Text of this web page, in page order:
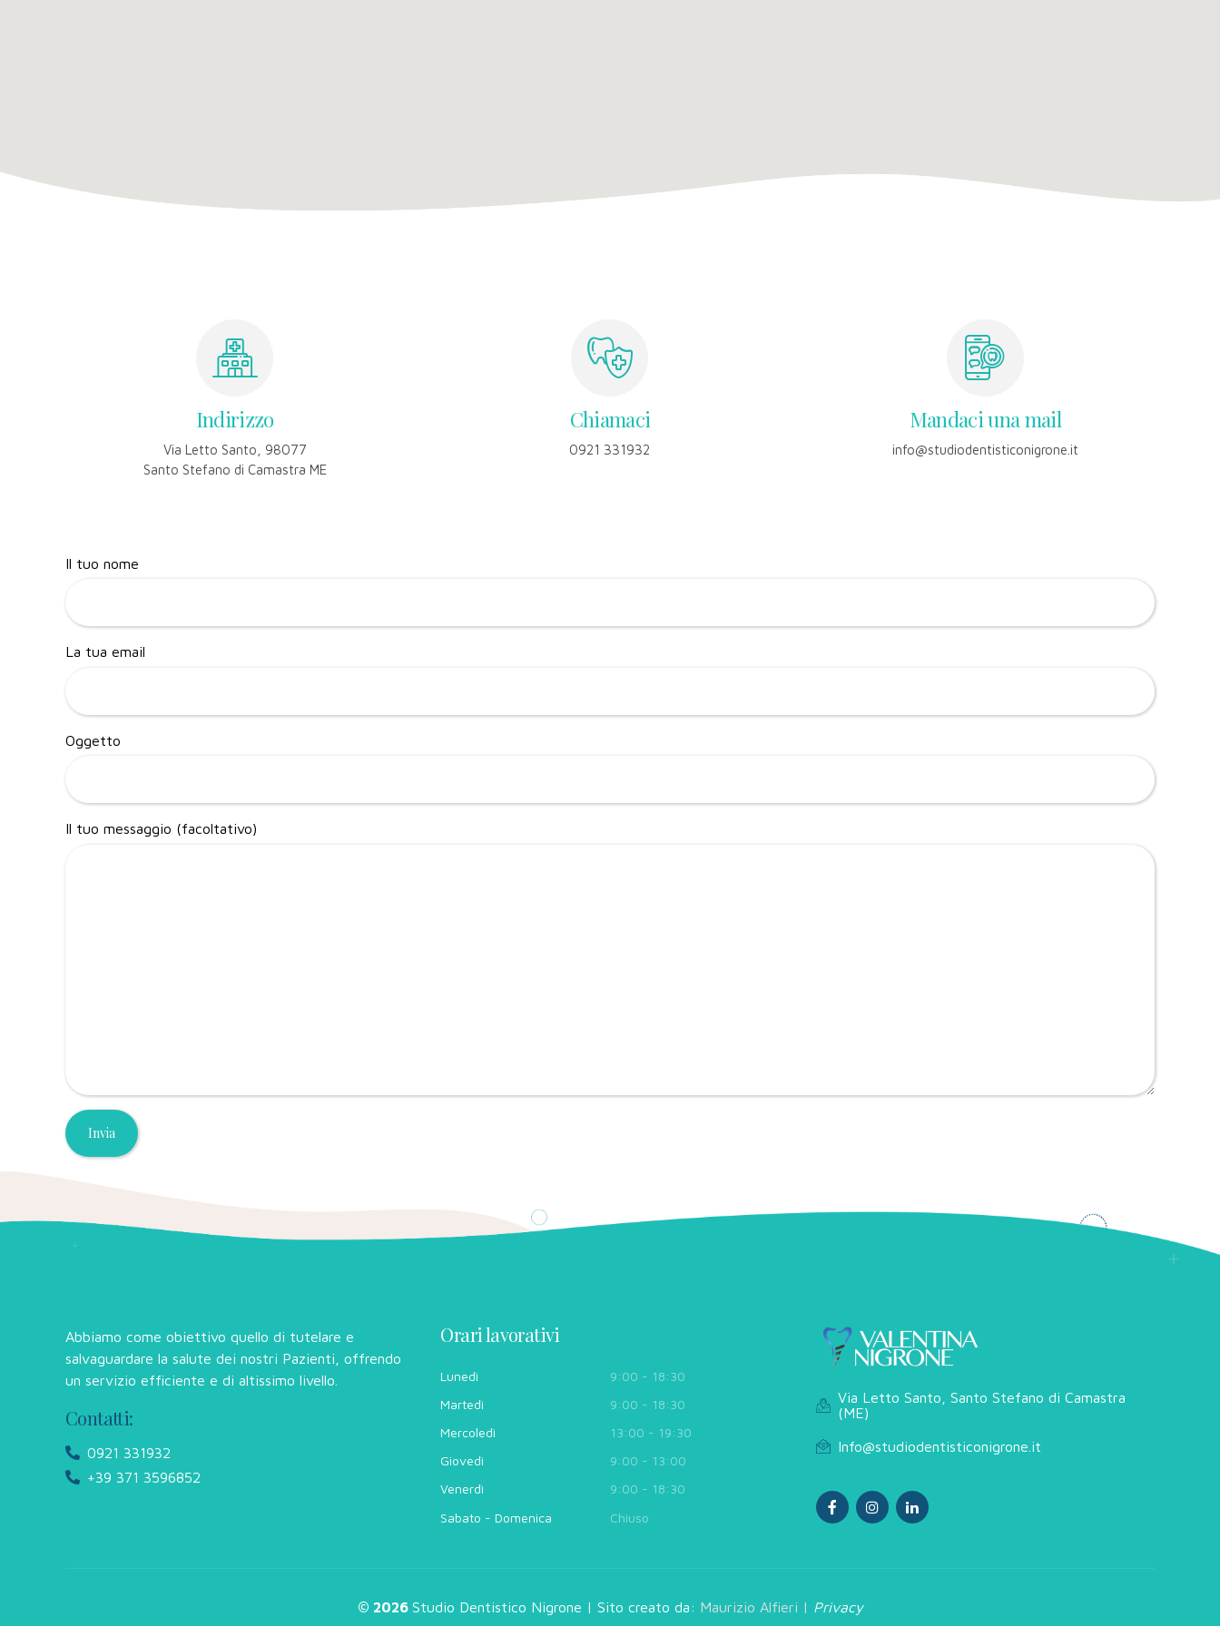
Indirizzo
Via Letto Santo, 98077
Santo Stefano di Camastra ME
Chiamaci
0921 331932
Mandaci una mail
info@studiodentisticonigrone.it
Il tuo nome
La tua email
Oggetto
Il tuo messaggio (facoltativo)
Abbiamo come obiettivo quello di tutelare e
salvaguardare la salute dei nostri Pazienti, offrendo
un servizio efficiente e di altissimo livello.
Contatti:
0921 331932
+39 371 3596852
Orari lavorativi
Lunedì
9:00 - 18:30
Martedì
9:00 - 18:30
Mercoledì
13:00 - 19:30
Giovedì
9:00 - 13:00
Venerdì
9:00 - 18:30
Sabato - Domenica
Chiuso
Via Letto Santo, Santo Stefano di Camastra
(ME)
Info@studiodentisticonigrone.it
© 2026 Studio Dentistico Nigrone | Sito creato da: Maurizio Alfieri | Privacy